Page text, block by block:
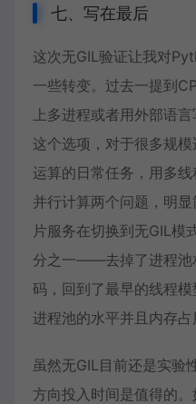
七、写在最后
这次无GIL验证让我对
一些转变。过去一提到
上多进程或者用外部语
这个选项，对于很多规
运算的日常任务，用多
并行计算两个问题，明
片服务在切换到无GIL模
分之一——去掉了进程池
码，回到了最早的线程
进程池的水平并且内存占
虽然无GIL目前还是实验
方向投入时间是值得的